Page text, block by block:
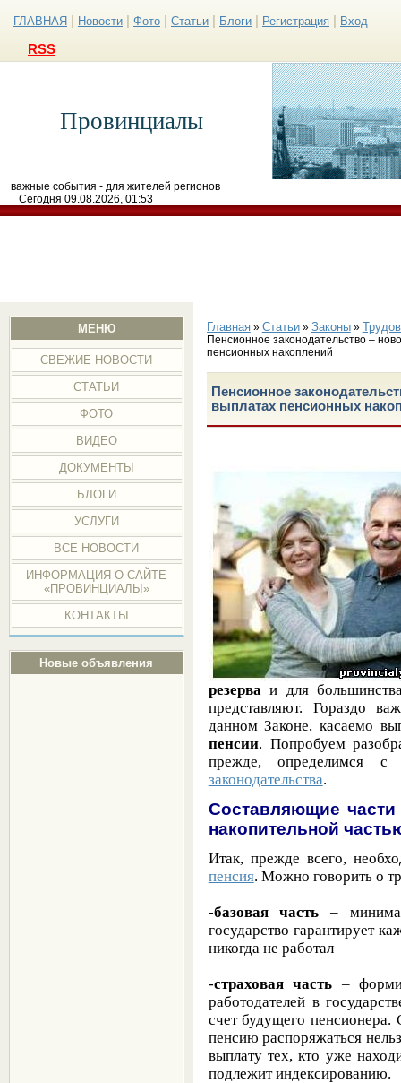
ГЛАВНАЯ Новости Фото Статьи Блоги Регистрация Вход
RSS
Провинциалы
важные события - для жителей регионов
Сегодня 09.08.2026, 01:53
МЕНЮ
СВЕЖИЕ НОВОСТИ
СТАТЬИ
ФОТО
ВИДЕО
ДОКУМЕНТЫ
БЛОГИ
УСЛУГИ
ВСЕ НОВОСТИ
ИНФОРМАЦИЯ О САЙТЕ
«ПРОВИНЦИАЛЫ»
КОНТАКТЫ
Новые объявления
Главная» Статьи» Законы»
Пенсионное законодательство –
пенсионных накоплений
Пенсионное
выплатах пенсионных
резерва и для
представляют. Гораздо
данном Законе, касаемо
пенсии. Попробуем
прежде, определимся
законодательства.
Составляющие
накопительной
Итак, прежде всего,
пенсия. Можно говорить о
-базовая часть–
государство гарантирует
никогда не работал
-страховая часть –
работодателей в
счет будущего
пенсию распоряжаться
выплату тех, кто уже
подлежит индексированию.